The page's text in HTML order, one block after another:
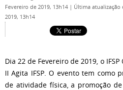
Fevereiro de 2019, 13h14 | Última atualização
2019, 13h14
Dia 22 de Fevereiro de 2019, o
II Agita IFSP. O evento tem como
de atividade física, a promoção